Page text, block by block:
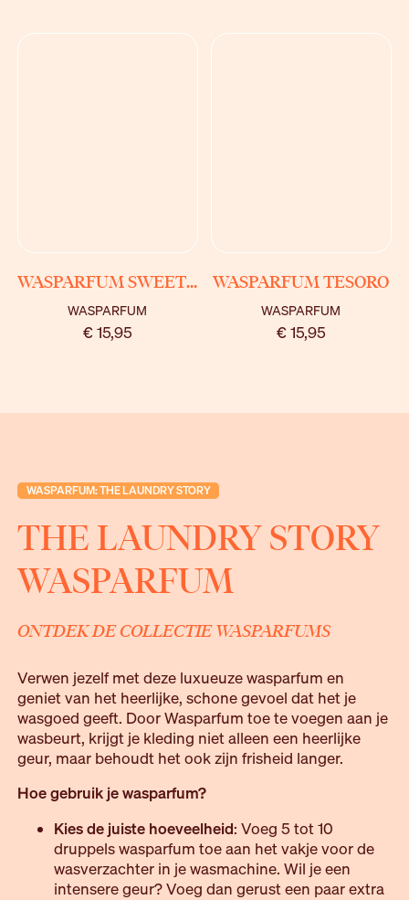
WASPARFUM
€ 15,95
WASPARFUM SWEET BABY
WASPARFUM
€ 15,95
WASPARFUM TESORO
WASPARFUM: THE LAUNDRY STORY
THE LAUNDRY STORY
WASPARFUM
ONTDEK DE COLLECTIE WASPARFUMS
Verwen jezelf met deze luxueuze wasparfum en
geniet van het heerlijke, schone gevoel dat het je
wasgoed geeft. Door Wasparfum toe te voegen aan je
wasbeurt, krijgt je kleding niet alleen een heerlijke
geur, maar behoudt het ook zijn frisheid langer.
Hoe gebruik je wasparfum?
Kies de juiste hoeveelheid: Voeg 5 tot 10
druppels wasparfum toe aan het vakje voor de
wasverzachter in je wasmachine. Wil je een
intensere geur? Voeg dan gerust een paar extra